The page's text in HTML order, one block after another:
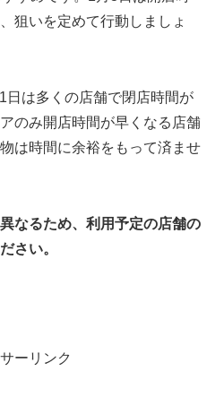
狙いを定めて行動しましょ
日は多くの店舗で閉店時間が
のみ開店時間が早くなる店舗
は時間に余裕をもって済ませ
なるため、利用予定の店舗の
さい。
ーリンク